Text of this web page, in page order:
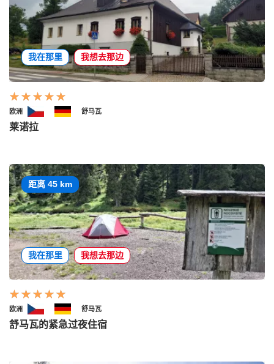
我在那里 我想去那边
欧洲 舒马瓦
莱诺拉
距离 45 km
我在那里 我想去那边
欧洲 舒马瓦
舒马瓦的紧急过夜住宿